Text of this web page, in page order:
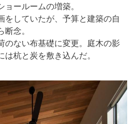
ールームの増築。
をしていたが、予算と建築の自
念。
のない布基礎に変更。庭木の影
杭と炭を敷き込んだ。